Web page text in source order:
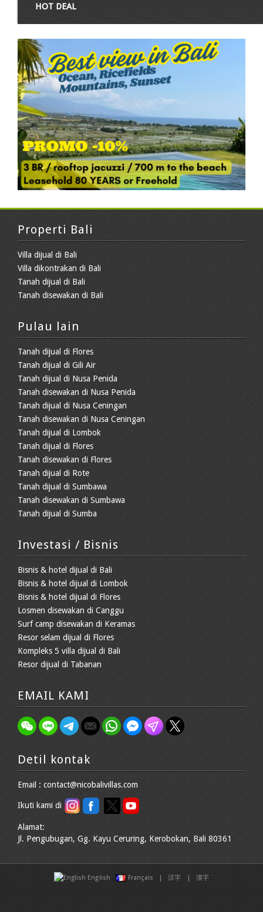
HOT DEAL
Properti Bali
Villa dijual di Bali
Villa dikontrakan di Bali
Tanah dijual di Bali
Tanah disewakan di Bali
Pulau lain
Tanah dijual di Flores
Tanah dijual di Gili Air
Tanah dijual di Nusa Penida
Tanah disewakan di Nusa Penida
Tanah dijual di Nusa Ceningan
Tanah disewakan di Nusa Ceningan
Tanah dijual di Lombok
Tanah dijual di Flores
Tanah disewakan di Flores
Tanah dijual di Rote
Tanah dijual di Sumbawa
Tanah disewakan di Sumbawa
Tanah dijual di Sumba
Investasi / Bisnis
Bisnis & hotel dijual di Bali
Bisnis & hotel dijual di Lombok
Bisnis & hotel dijual di Flores
Losmen disewakan di Canggu
Surf camp disewakan di Keramas
Resor selam dijual di Flores
Kompleks 5 villa dijual di Bali
Resor dijual di Tabanan
EMAIL KAMI
Detil kontak
Email : contact@nicobalivillas.com
Ikuti kami di
Alamat:
Jl. Pengubugan, Gg. Kayu Ceruring, Kerobokan, Bali 80361
English Français |汉字 | 漢字